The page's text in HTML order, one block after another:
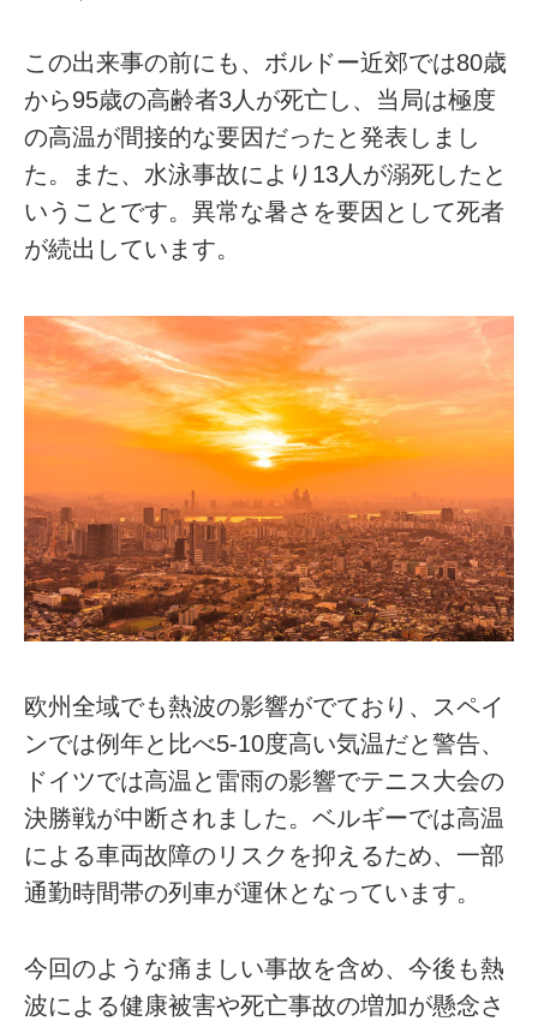
この出来事の前にも、ボルドー近郊では80歳
から95歳の高齢者3人が死亡し、当局は極度
の高温が間接的な要因だったと発表しまし
た。また、水泳事故により13人が溺死したと
いうことです。異常な暑さを要因として死者
が続出しています。
欧州全域でも熱波の影響がでており、スペイ
ンでは例年と比べ5-10度高い気温だと警告、
ドイツでは高温と雷雨の影響でテニス大会の
決勝戦が中断されました。ベルギーでは高温
による車両故障のリスクを抑えるため、一部
通勤時間帯の列車が運休となっています。
今回のような痛ましい事故を含め、今後も熱
波による健康被害や死亡事故の増加が懸念さ